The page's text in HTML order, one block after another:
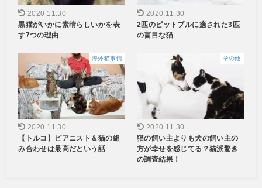
2020.11.30
黒猫がいかに素晴らしいかを表
す7つの理由
2020.11.30
2匹のピットブルに癒された3匹
の盲目な猫
海外猫事情
2020.11.30
【トルコ】ピアニスト＆猫の組
み合わせは最高だという話
その他
2020.11.30
猫の飼い主よりも犬の飼い主の
方が幸せを感じてる？猫派驚き
の調査結果！